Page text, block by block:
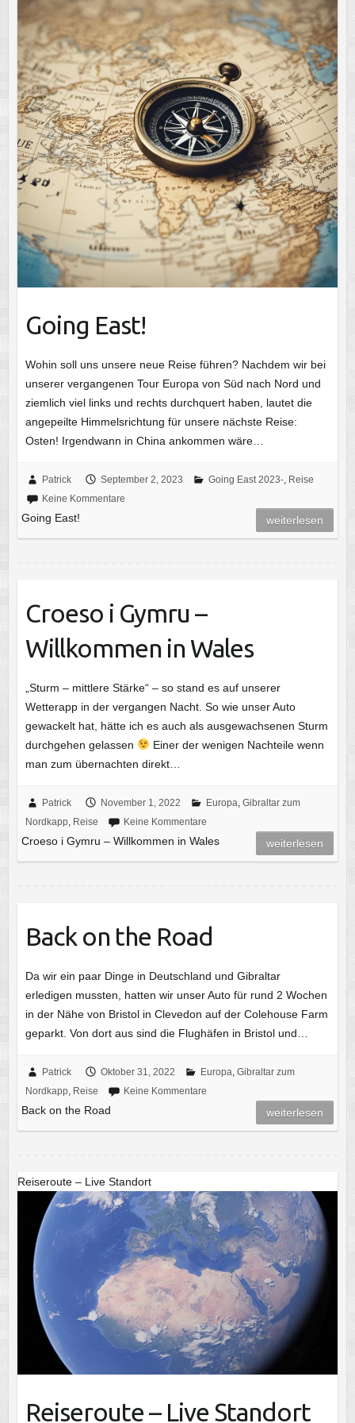
Going East!
Wohin soll uns unsere neue Reise führen? Nachdem wir bei
unserer vergangenen Tour Europa von Süd nach Nord und
ziemlich viel links und rechts durchquert haben, lautet die
angepeilte Himmelsrichtung für unsere nächste Reise:
Osten! Irgendwann in China ankommen wäre…
Patrick September 2, 2023 Going East 2023-, Reise
Keine Kommentare
Going East! weiterlesen
Croeso i Gymru –
Willkommen in Wales
„Sturm – mittlere Stärke“ – so stand es auf unserer
Wetterapp in der vergangen Nacht. So wie unser Auto
gewackelt hat, hätte ich es auch als ausgewachsenen Sturm
durchgehen gelassen
Einer der wenigen Nachteile wenn
man zum übernachten direkt…
Patrick November 1, 2022 Europa, Gibraltar zum
Nordkapp, Reise Keine Kommentare
Croeso i Gymru – Willkommen in Wales weiterlesen
Back on the Road
Da wir ein paar Dinge in Deutschland und Gibraltar
erledigen mussten, hatten wir unser Auto für rund 2 Wochen
in der Nähe von Bristol in Clevedon auf der Colehouse Farm
geparkt. Von dort aus sind die Flughäfen in Bristol und…
Patrick Oktober 31, 2022 Europa, Gibraltar zum
Nordkapp, Reise Keine Kommentare
Back on the Road weiterlesen
Reiseroute – Live Standort
Reiseroute – Live Standort